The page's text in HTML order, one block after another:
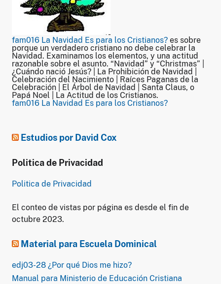
fam016 La Navidad Es para los Cristianos? es sobre
porque un verdadero cristiano no debe celebrar la
Navidad. Examinamos los elementos, y una actitud
razonable sobre el asunto. “Navidad” y “Christmas” |
¿Cuándo nació Jesús? | La Prohibición de Navidad |
Celebración del Nacimiento | Raíces Paganas de la
Celebración | El Árbol de Navidad | Santa Claus, o
Papá Noel | La Actitud de los Cristianos.
fam016 La Navidad Es para los Cristianos?
Estudios por David Cox
Politica de Privacidad
Politica de Privacidad
El conteo de vistas por página es desde el fin de
octubre 2023.
Material para Escuela Dominical
edj03-28 ¿Por qué Dios me hizo?
Manual para Ministerio de Educación Cristiana